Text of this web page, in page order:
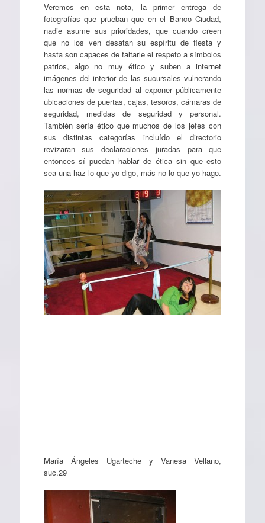
Veremos en esta nota, la primer entrega de
fotografías que prueban que en el Banco Ciudad,
nadie asume sus prioridades, que cuando creen
que no los ven desatan su espíritu de fiesta y
hasta son capaces de faltarle el respeto a símbolos
patrios, algo no muy ético y suben a internet
imágenes del interior de las sucursales vulnerando
las normas de seguridad al exponer públicamente
ubicaciones de puertas, cajas, tesoros, cámaras de
seguridad, medidas de seguridad y personal.
También sería ético que muchos de los jefes con
sus distintas categorías incluído el directorio
revizaran sus declaraciones juradas para que
entonces sí puedan hablar de ética sin que esto
sea una haz lo que yo digo, más no lo que yo hago.
María Ángeles Ugarteche y Vanesa Vellano,
suc.29